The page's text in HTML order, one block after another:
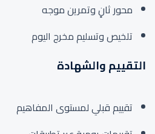
محور ثانٍ وتمرين موجه
تلخيص وتسليم مخرج اليوم
التقييم والشهادة
تقييم قبلي لمستوى المفاهيم